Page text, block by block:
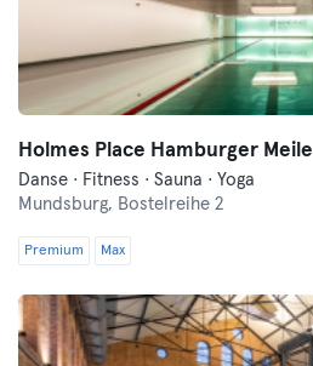
Holmes Place Hamburger Meile
Danse · Fitness · Sauna · Yoga
Mundsburg, Bostelreihe 2
Premium Max